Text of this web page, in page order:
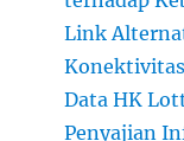
Link
Data HK
Penyajian